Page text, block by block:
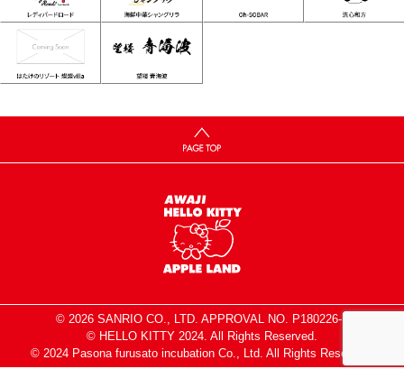
© 2026 SANRIO CO., LTD. APPROVAL NO. P180226-1
© HELLO KITTY 2024. All Rights Reserved.
© 2024 Pasona furusato incubation Co., Ltd. All Rights Reserved.